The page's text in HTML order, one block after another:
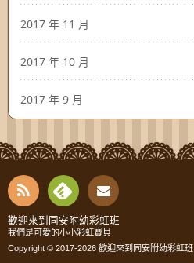
2017 年 11 月
2017 年 10 月
2017 年 9 月
RSS
Fee
dly
Cont
act
歡迎來到同安附幼彩虹班
我們是可愛的小小彩虹寶貝
Copyright © 2017-2026 歡迎來到同安附幼彩虹班